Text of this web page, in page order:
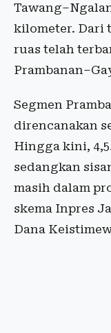
kilometer. Dari
ruas telah
Segmen
direncanakan
Hingga kini,
sedangkan
masih dalam
skema Inpres
Dana